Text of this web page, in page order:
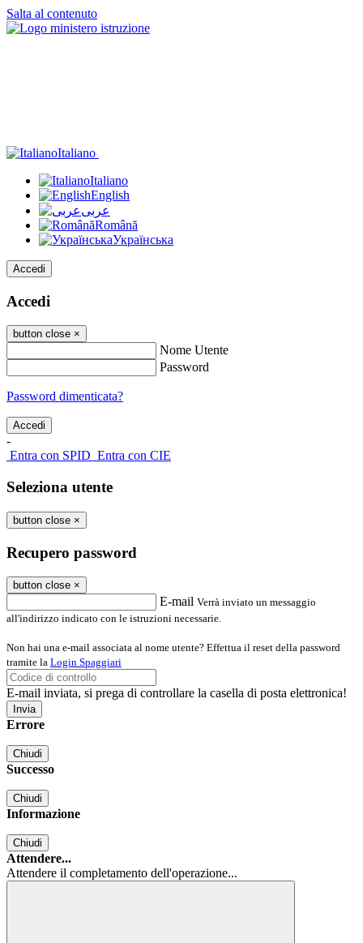
Salta al contenuto
Italiano
Italiano
English
عربى
Română
Українська
Accedi
Accedi
button close ×
Nome Utente
Password
Password dimenticata?
-
Entra con SPID Entra con CIE
Seleziona utente
button close ×
Recupero password
button close ×
E-mail Verrà inviato un messaggio
all'indirizzo indicato con le istruzioni necessarie.
Non hai una e-mail associata al nome utente? Effettua il reset della password
tramite la Login Spaggiari
E-mail inviata, si prega di controllare la casella di posta elettronica!
Errore
Chiudi
Successo
Chiudi
Informazione
Chiudi
Attendere...
Attendere il completamento dell'operazione...